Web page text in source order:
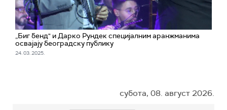
„Биг бенд" и Дарко Рундек специјалним аранжманима
освајају београдску публику
24. 03. 2025.
субота, 08. август 2026.